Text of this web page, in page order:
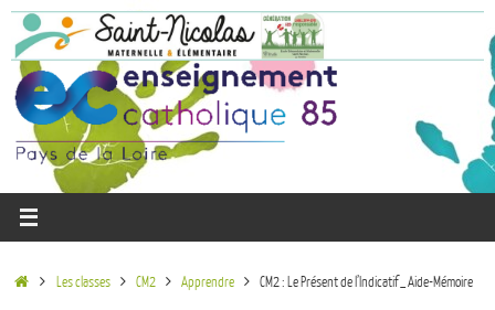
Les classes CM2 Apprendre CM2 : Le Présent de l’Indicatif _ Aide-Mémoire